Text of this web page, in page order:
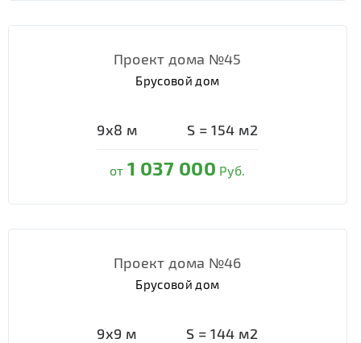
Проект дома №45
Брусовой дом
9х8 м S =154 м2
от 1 037 000 Руб.
Проект дома №46
Брусовой дом
9х9 м S =144 м2